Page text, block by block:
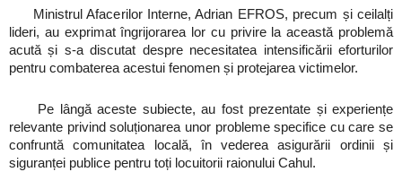
Ministrul Afacerilor Interne, Adrian EFROS, precum și ceilalți
lideri, au exprimat îngrijorarea lor cu privire la această problemă
acută și s-a discutat despre necesitatea intensificării eforturilor
pentru combaterea acestui fenomen și protejarea victimelor.
Pe lângă aceste subiecte, au fost prezentate și experiențe
relevante privind soluționarea unor probleme specifice cu care se
confruntă comunitatea locală, în vederea asigurării ordinii și
siguranței publice pentru toți locuitorii raionului Cahul.